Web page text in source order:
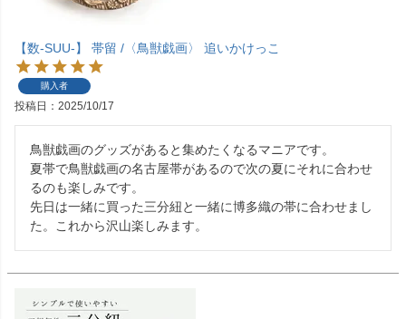
【数-SUU-】 帯留 /〈鳥獣戯画〉 追いかけっこ
購入者
投稿日 2025/10/17
鳥獣戯画のグッズがあると集めたくなるマニアです。
夏帯で鳥獣戯画の名古屋帯があるので次の夏にそれに合わせ
るのも楽しみです。
先日は一緒に買った三分紐と一緒に博多織の帯に合わせまし
た。これから沢山楽しみます。